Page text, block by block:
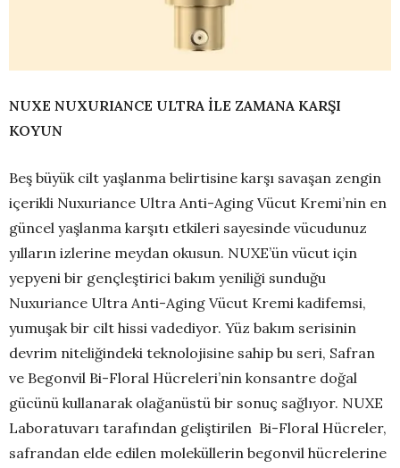
NUXE NUXURIANCE ULTRA İLE ZAMANA KARŞI
KOYUN
Beş büyük cilt yaşlanma belirtisine karşı savaşan zengin
içerikli Nuxuriance Ultra Anti-Aging Vücut Kremi’nin en
güncel yaşlanma karşıtı etkileri sayesinde vücudunuz
yılların izlerine meydan okusun. NUXE’ün vücut için
yepyeni bir gençleştirici bakım yeniliği sunduğu
Nuxuriance Ultra Anti-Aging Vücut Kremi kadifemsi,
yumuşak bir cilt hissi vadediyor. Yüz bakım serisinin
devrim niteliğindeki teknolojisine sahip bu seri, Safran
ve Begonvil Bi-Floral Hücreleri’nin konsantre doğal
gücünü kullanarak olağanüstü bir sonuç sağlıyor. NUXE
Laboratuvarı tarafından geliştirilen Bi-Floral Hücreler,
safrandan elde edilen moleküllerin begonvil hücrelerine